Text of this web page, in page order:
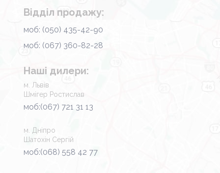
Відділ продажу:
моб: (050) 435-42-90
моб: (067) 360-82-28
Наші дилери:
м. Львів
Шмігер Ростислав
моб:(067) 721 31 13
м. Дніпро
Шатохін Сергій
моб:(068) 558 42 77